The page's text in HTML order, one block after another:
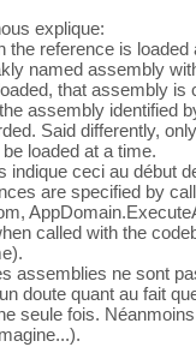
explique:
the reference is
named assembly
that assembly is
assembly identified
Said differently,
loaded at a time.
indique ceci au début
are specified by
called with the
assemblies ne sont
doute quant au fait
seule fois.